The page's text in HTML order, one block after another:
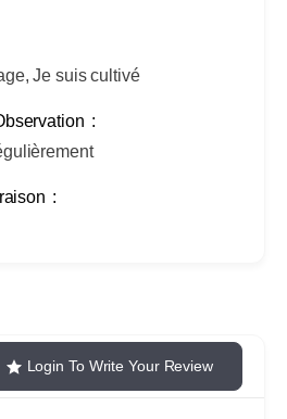
Je suis cultivé
Login To Write Your Review